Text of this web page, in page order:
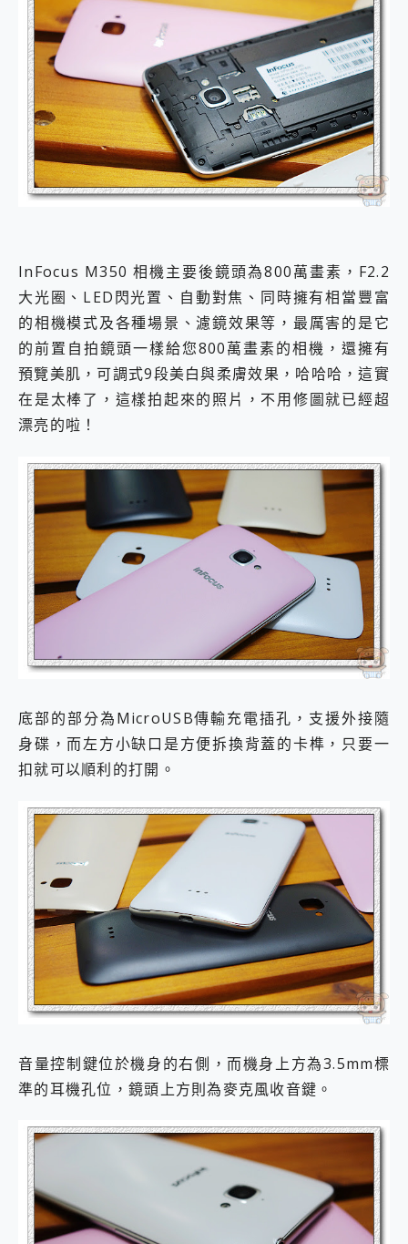
InFocus M350 相機主要後鏡頭為800萬畫素，F2.2
大光圈、LED閃光置、自動對焦、同時擁有相當豐富
的相機模式及各種場景、濾鏡效果等，最厲害的是它
的前置自拍鏡頭一樣給您800萬畫素的相機，還擁有
預覽美肌，可調式9段美白與柔膚效果，哈哈哈，這實
在是太棒了，這樣拍起來的照片，不用修圖就已經超
漂亮的啦！
底部的部分為MicroUSB傳輸充電插孔，支援外接隨
身碟，而左方小缺口是方便拆換背蓋的卡榫，只要一
扣就可以順利的打開。
音量控制鍵位於機身的右側，而機身上方為3.5mm標
準的耳機孔位，鏡頭上方則為麥克風收音鍵。